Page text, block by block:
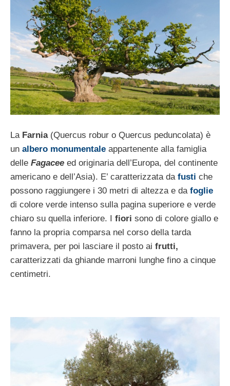
La Farnia(Quercus robur o Quercus peduncolata) è
un albero monumentale appartenente alla famiglia
delle Fagacee ed originaria dell’Europa, del continente
americano e dell’Asia). E’ caratterizzata da fusti che
possono raggiungere i 30 metri di altezza e da foglie
di colore verde intenso sulla pagina superiore e verde
chiaro su quella inferiore. I fiori sono di colore giallo e
fanno la propria comparsa nel corso della tarda
primavera, per poi lasciare il posto ai frutti,
caratterizzati da ghiande marroni lunghe fino a cinque
centimetri.